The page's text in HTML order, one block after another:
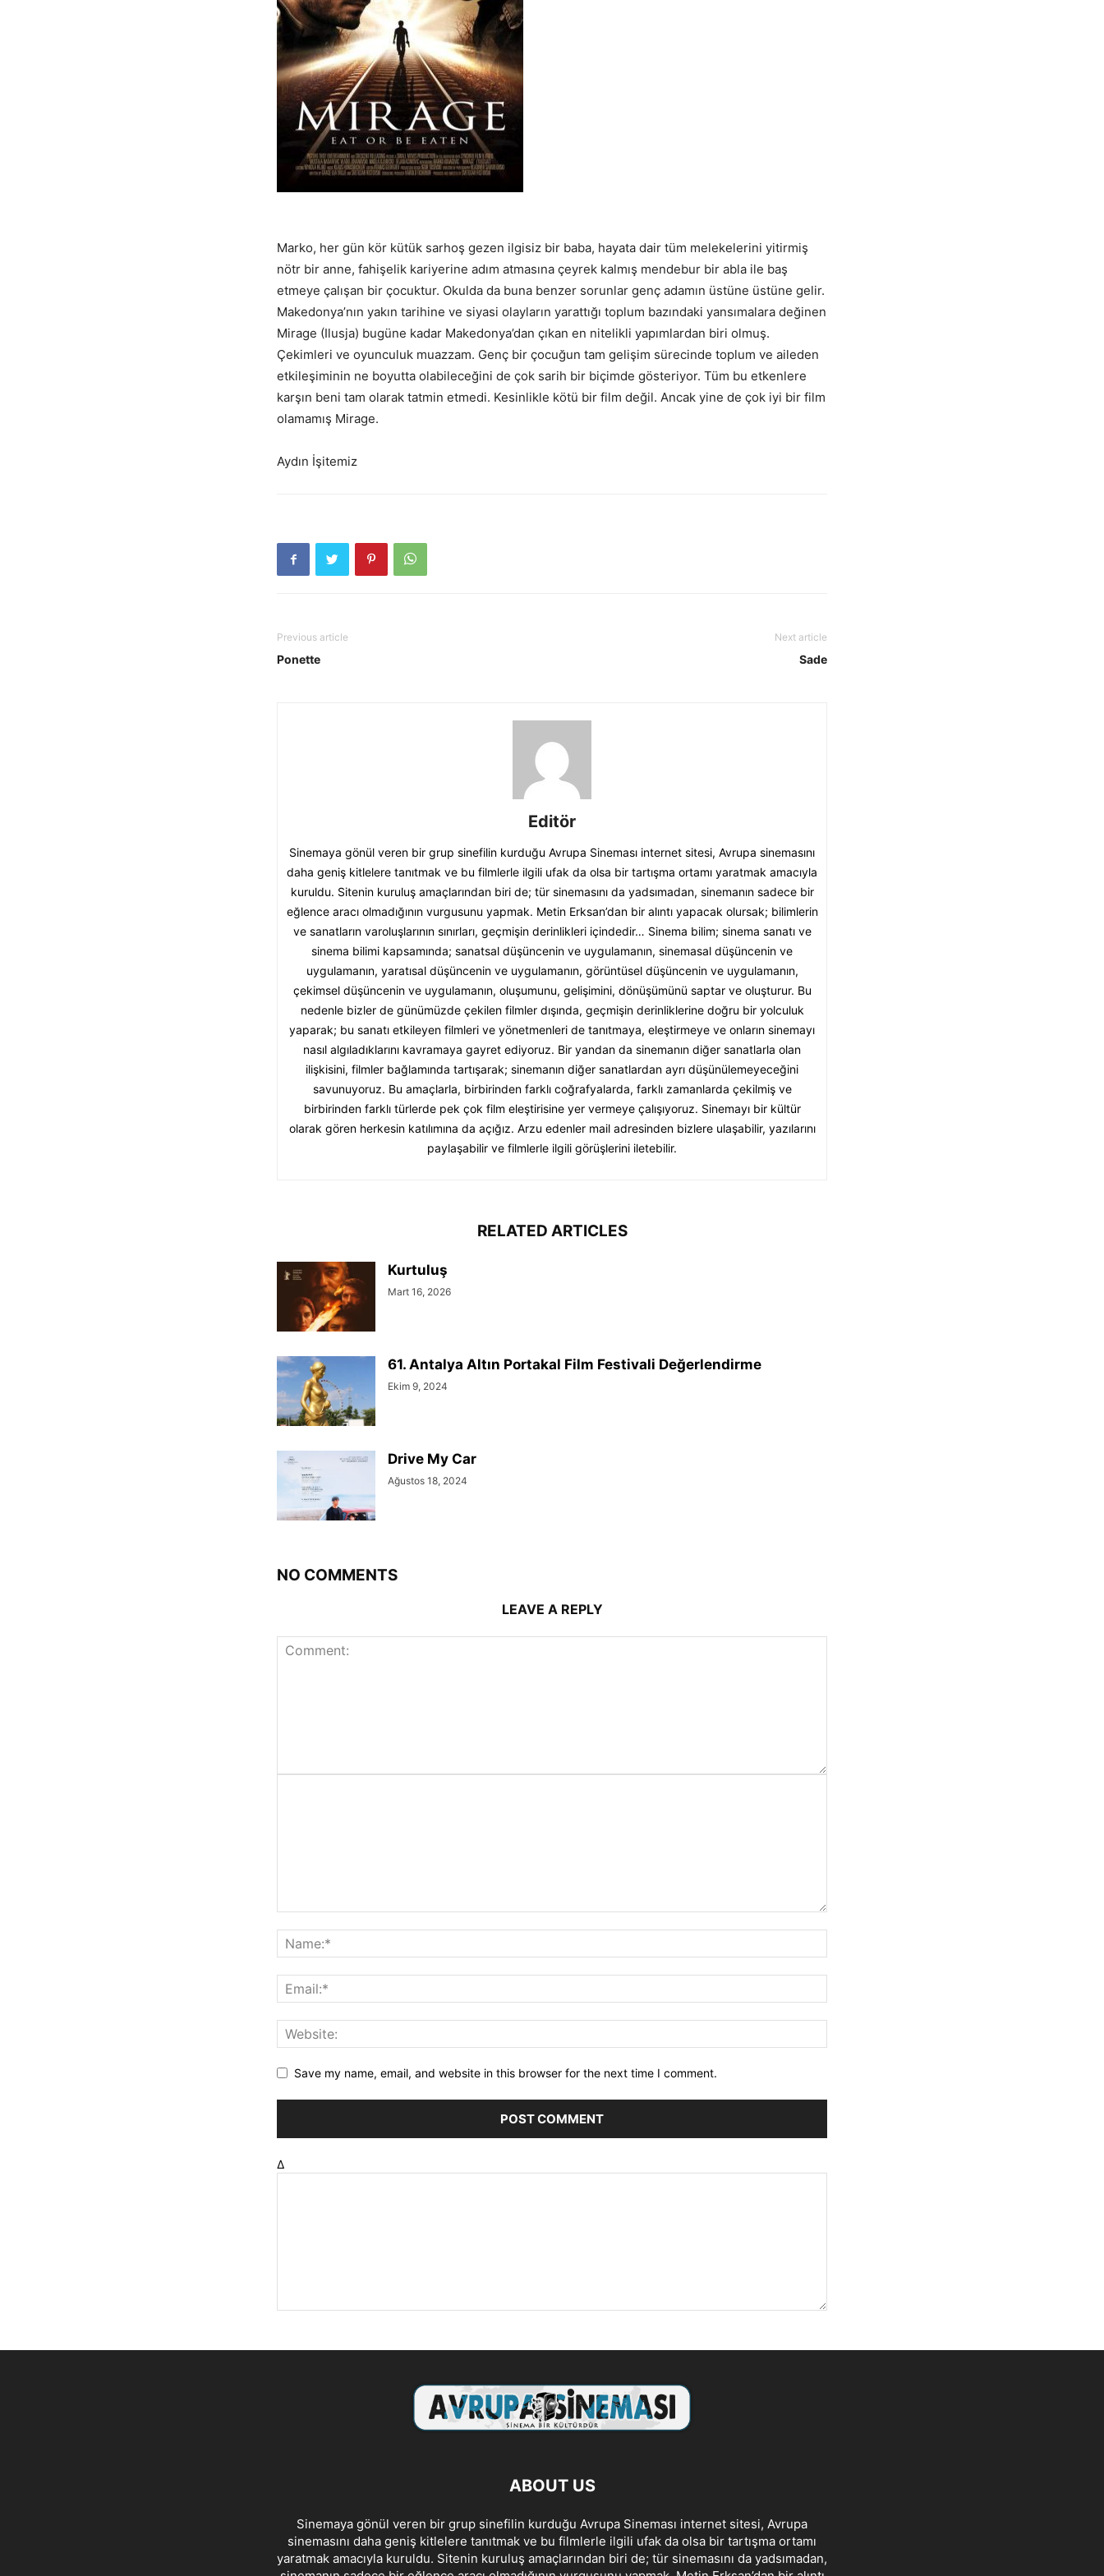
Marko, her gün kör kütük sarhoş gezen ilgisiz bir baba, hayata dair tüm melekelerini yitirmiş
nötr bir anne, fahişelik kariyerine adım atmasına çeyrek kalmış mendebur bir abla ile baş
etmeye çalışan bir çocuktur. Okulda da buna benzer sorunlar genç adamın üstüne üstüne gelir.
Makedonya’nın yakın tarihine ve siyasi olayların yarattığı toplum bazındaki yansımalara değinen
Mirage (Ilusja) bugüne kadar Makedonya’dan çıkan en nitelikli yapımlardan biri olmuş.
Çekimleri ve oyunculuk muazzam. Genç bir çocuğun tam gelişim sürecinde toplum ve aileden
etkileşiminin ne boyutta olabileceğini de çok sarih bir biçimde gösteriyor. Tüm bu etkenlere
karşın beni tam olarak tatmin etmedi. Kesinlikle kötü bir film değil. Ancak yine de çok iyi bir film
olamamış Mirage.
Aydın İşitemiz
Previous article
Ponette
Next article
Sade
Editör
Sinemaya gönül veren bir grup sinefilin kurduğu Avrupa Sineması internet sitesi, Avrupa sinemasını
daha geniş kitlelere tanıtmak ve bu filmlerle ilgili ufak da olsa bir tartışma ortamı yaratmak amacıyla
kuruldu. Sitenin kuruluş amaçlarından biri de; tür sinemasını da yadsımadan, sinemanın sadece bir
eğlence aracı olmadığının vurgusunu yapmak. Metin Erksan’dan bir alıntı yapacak olursak; bilimlerin
ve sanatların varoluşlarının sınırları, geçmişin derinlikleri içindedir… Sinema bilim; sinema sanatı ve
sinema bilimi kapsamında; sanatsal düşüncenin ve uygulamanın, sinemasal düşüncenin ve
uygulamanın, yaratısal düşüncenin ve uygulamanın, görüntüsel düşüncenin ve uygulamanın,
çekimsel düşüncenin ve uygulamanın, oluşumunu, gelişimini, dönüşümünü saptar ve oluşturur. Bu
nedenle bizler de günümüzde çekilen filmler dışında, geçmişin derinliklerine doğru bir yolculuk
yaparak; bu sanatı etkileyen filmleri ve yönetmenleri de tanıtmaya, eleştirmeye ve onların sinemayı
nasıl algıladıklarını kavramaya gayret ediyoruz. Bir yandan da sinemanın diğer sanatlarla olan
ilişkisini, filmler bağlamında tartışarak; sinemanın diğer sanatlardan ayrı düşünülemeyeceğini
savunuyoruz. Bu amaçlarla, birbirinden farklı coğrafyalarda, farklı zamanlarda çekilmiş ve
birbirinden farklı türlerde pek çok film eleştirisine yer vermeye çalışıyoruz. Sinemayı bir kültür
olarak gören herkesin katılımına da açığız. Arzu edenler mail adresinden bizlere ulaşabilir, yazılarını
paylaşabilir ve filmlerle ilgili görüşlerini iletebilir.
RELATED ARTICLES
Kurtuluş
Mart 16, 2026
61. Antalya Altın Portakal Film Festivali Değerlendirme
Ekim 9, 2024
Drive My Car
Ağustos 18, 2024
NO COMMENTS
LEAVE A REPLY
Save my name, email, and website in this browser for the next time I comment.
Δ
ABOUT US
Sinemaya gönül veren bir grup sinefilin kurduğu Avrupa Sineması internet sitesi, Avrupa
sinemasını daha geniş kitlelere tanıtmak ve bu filmlerle ilgili ufak da olsa bir tartışma ortamı
yaratmak amacıyla kuruldu. Sitenin kuruluş amaçlarından biri de; tür sinemasını da yadsımadan,